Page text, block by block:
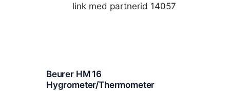
link med partnerid 14057
Beurer HM 16
Hygrometer/Thermometer